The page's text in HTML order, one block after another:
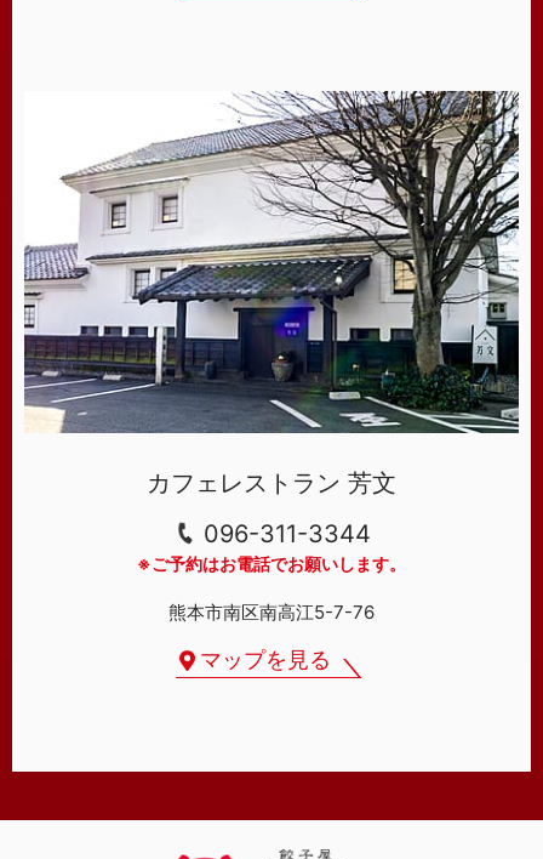
カフェレストラン 芳文
096-311-3344
※ご予約はお電話でお願いします。
熊本市南区南高江5-7-76
マップを見る